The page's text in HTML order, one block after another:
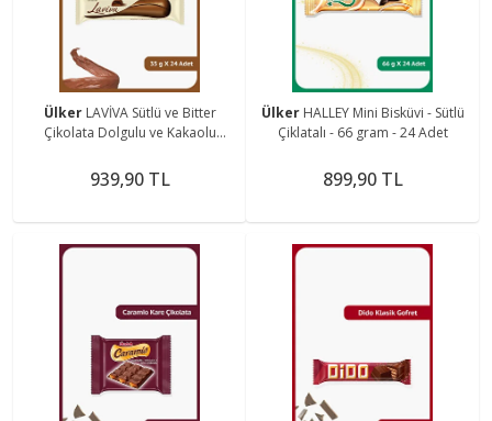
Ülker LAVİVA Sütlü ve Bitter
Çikolata Dolgulu ve Kakaolu
939,90 TL
Ülker HALLEY Mini Bisküvi - Sütlü
Çiklatalı - 66 gram - 24 Adet
899,90 TL